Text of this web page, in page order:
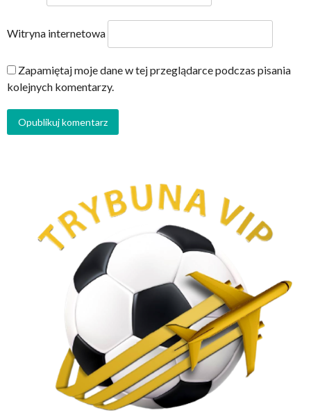
Witryna internetowa
Zapamiętaj moje dane w tej przeglądarce podczas pisania
kolejnych komentarzy.